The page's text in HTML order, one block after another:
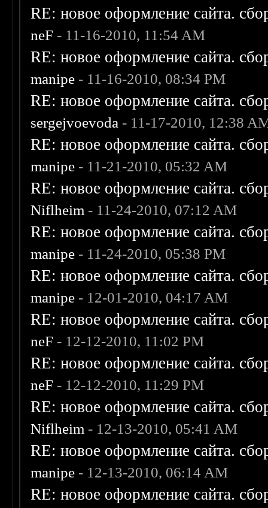
RE: новое оформление сайта.
neF - 11-16-2010, 11:54 AM
RE: новое оформление сайта.
manipe - 11-16-2010, 08:34 PM
RE: новое оформление сайта.
sergejvoevoda - 11-17-2010, 12:38
RE: новое оформление сайта.
manipe - 11-21-2010, 05:32 AM
RE: новое оформление сайта.
Niflheim - 11-24-2010, 07:12 AM
RE: новое оформление сайта.
manipe - 11-24-2010, 05:38 PM
RE: новое оформление сайта.
manipe - 12-01-2010, 04:17 AM
RE: новое оформление сайта.
neF - 12-12-2010, 11:02 PM
RE: новое оформление сайта.
neF - 12-12-2010, 11:29 PM
RE: новое оформление сайта.
Niflheim - 12-13-2010, 05:41 AM
RE: новое оформление сайта.
manipe - 12-13-2010, 06:14 AM
RE: новое оформление сайта.